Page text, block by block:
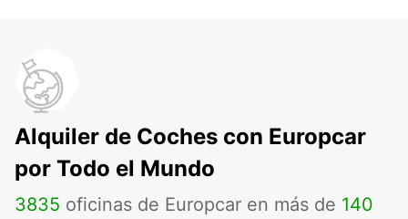
Alquiler de Coches con Europcar
por Todo el Mundo
3835 oficinas de Europcar en más de 140